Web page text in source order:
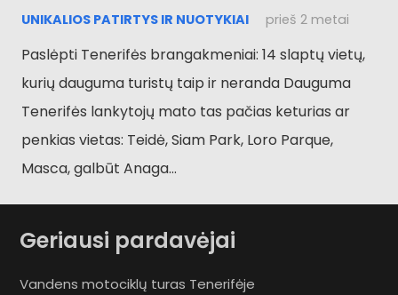
UNIKALIOS PATIRTYS IR NUOTYKIAI prieš 2 metai
Paslėpti Tenerifės brangakmeniai: 14 slaptų vietų,
kurių dauguma turistų taip ir neranda Dauguma
Tenerifės lankytojų mato tas pačias keturias ar
penkias vietas: Teidė, Siam Park, Loro Parque,
Masca, galbūt Anaga...
Geriausi pardavėjai
Vandens motociklų turas Tenerifėje